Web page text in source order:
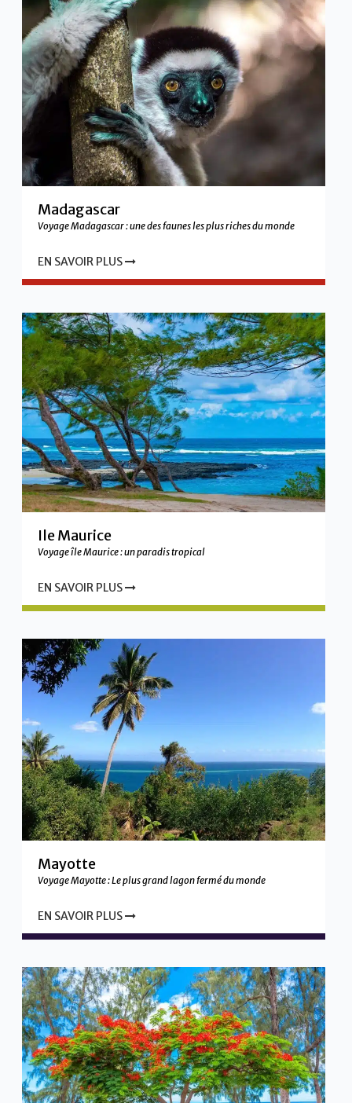
Madagascar
Voyage Madagascar : une des faunes les plus riches du monde
EN SAVOIR PLUS
Ile Maurice
Voyage île Maurice : un paradis tropical
EN SAVOIR PLUS
Mayotte
Voyage Mayotte : Le plus grand lagon fermé du monde
EN SAVOIR PLUS